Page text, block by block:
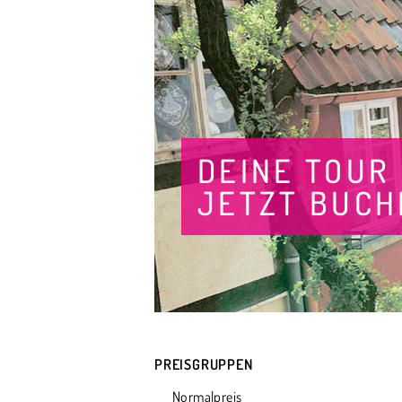
DEINE TOUR
JETZT
PREISGRUPPEN
Normalpreis